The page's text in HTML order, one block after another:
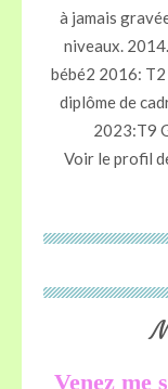
à jamais
niveaux.
bébé2 2016: T2
diplôme de
2023:T9
Voir le profil
Venez me